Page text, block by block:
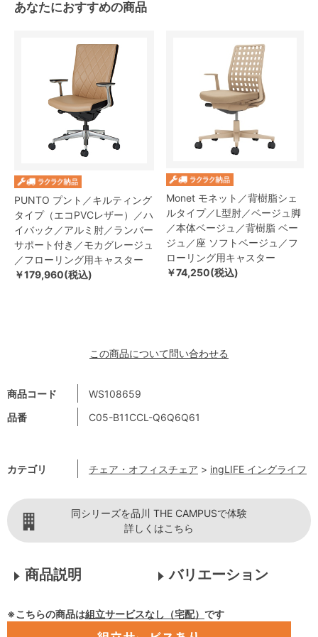
商品コード
WS108659
品番
C05-B11CCL-Q6Q6Q61
カテゴリ チェア・オフィスチェア > ingLIFE イングライフ
あなたにおすすめの商品
PUNTO プント／キルティング
タイプ（エコPVCレザー）／ハ
イバック／アルミ肘／ランバー
サポート付き／モカグレージュ
／フローリング用キャスター
￥179,960(税込)
Monet モネット／背樹脂シェ
ルタイプ／L型肘／ベージュ脚
／本体ベージュ／背樹脂 ベー
ジュ／座 ソフトベージュ／フ
ローリング用キャスター
￥74,250(税込)
この商品について問い合わせる
同シリーズを品川 THE CAMPUSで体験
詳しくはこちら
商品説明 バリエーション
※こちらの商品は組立サービスなし（宅配） です